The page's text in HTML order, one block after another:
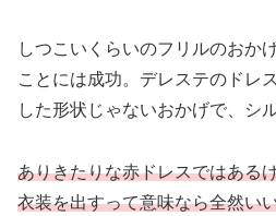
しつこいくらいのフリルのおか
ことには成功。デレステのドレ
した形状じゃないおかげで、シ
ありきたりな赤ドレスではある
衣装を出すって意味なら全然い